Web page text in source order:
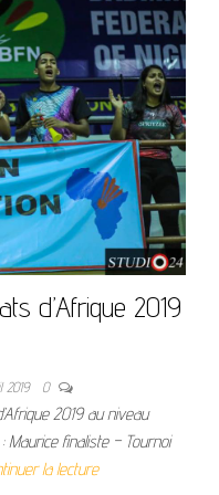
d’Afrique 2019
2019 0
2019 au niveau
Maurice finaliste – Tournoi
la lecture